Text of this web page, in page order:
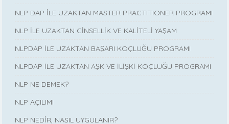
NLP DAP İLE UZAKTAN MASTER PRACTITIONER PROGRAMI
NLP İLE UZAKTAN CİNSELLİK VE KALİTELİ YAŞAM
NLPDAP İLE UZAKTAN BAŞARI KOÇLUĞU PROGRAMI
NLPDAP İLE UZAKTAN AŞK VE İLİŞKİ KOÇLUĞU PROGRAMI
NLP NE DEMEK?
NLP AÇILIMI
NLP NEDİR, NASIL UYGULANIR?